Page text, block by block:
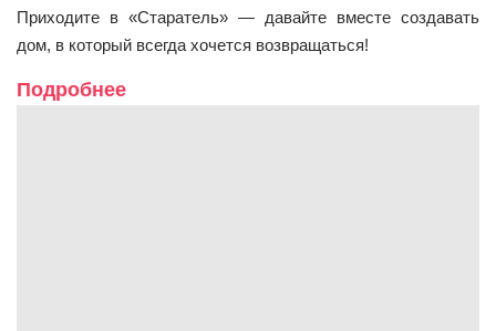
Приходите в «Старатель» — давайте вместе создавать
дом, в который всегда хочется возвращаться!
Подробнее